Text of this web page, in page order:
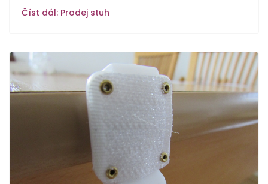
Číst dál: Prodej stuh